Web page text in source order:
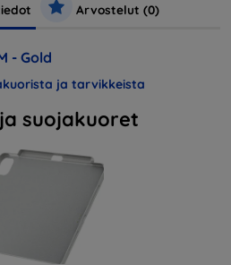
Arvostelut (0)
- Gold
ja tarvikkeista
suojakuoret